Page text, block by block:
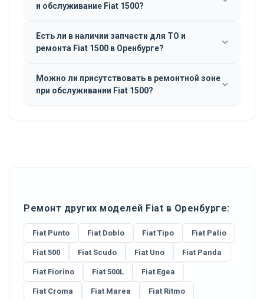
и обслуживание Fiat 1500?
Есть ли в наличии запчасти для ТО и
ремонта Fiat 1500 в Оренбурге?
Можно ли присутствовать в ремонтной зоне
при обслуживании Fiat 1500?
Ремонт других моделей Fiat в Оренбурге:
Fiat Punto Fiat Doblo Fiat Tipo Fiat Palio
Fiat 500 Fiat Scudo Fiat Uno Fiat Panda
Fiat Fiorino Fiat 500L Fiat Egea
Fiat Croma Fiat Marea Fiat Ritmo